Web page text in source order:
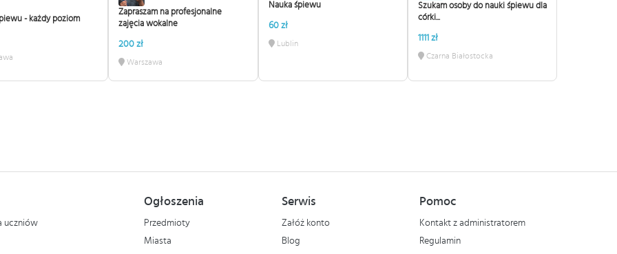
- każdy poziom
Zapraszam na profesjonalne
zajęcia wokalne
200 zł
Warszawa
Nauka śpiewu
60 zł
Lublin
Szukam osoby do nauki śpiewu dla
córki...
1111 zł
Czarna Białostocka
uczniów
Ogłoszenia
Przedmioty
Miasta
Serwis
Załóż konto
Blog
Pomoc
Kontakt z administratorem
Regulamin